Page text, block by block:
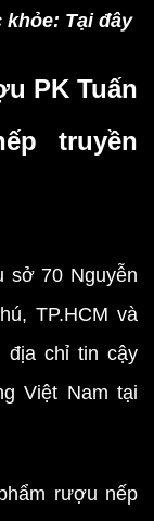
Tại đây
PK Tuấn
truyền
70 Nguyễn
TP.HCM và
địa chỉ tin cậy
Việt Nam tại
rượu nếp